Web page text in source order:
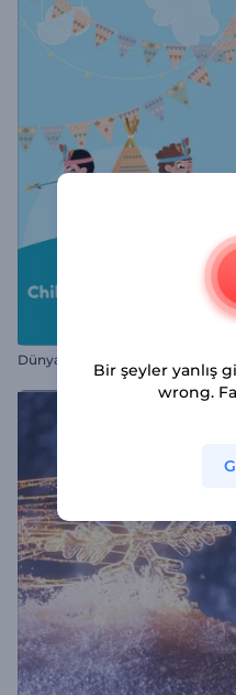
Dünya Çocuk Günü Tebrik Kartı
Bir şeyler yanlış
wrong.